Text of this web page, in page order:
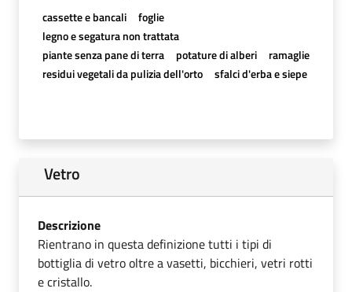
cassette e bancali
foglie
legno e segatura non trattata
piante senza pane di terra
potature di alberi
ramaglie
residui vegetali da pulizia dell'orto
sfalci d'erba e siepe
Vetro
Descrizione
Rientrano in questa definizione tutti i tipi di
bottiglia di vetro oltre a vasetti, bicchieri, vetri rotti
e cristallo.